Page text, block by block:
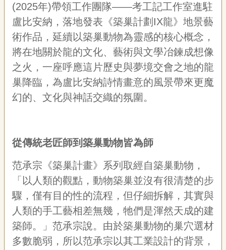
權
宣
告
資
訊
網
站
導
覽
我
們
資
安
全
政
策
資
訊
(2025年)帶領工作團隊——考工記工作室進駐
盧比安納，落地發表《築巢計劃IX龍》地景藝
術作品，延續以築巢動物為靈感的核心概念，
將在地關於龍的文化、藝術與文學冶鍊成想像
之火，一座呼應這片歷史與夢境交會之地的龍
巢降臨，為盧比安納詩情畫意的風景帶來更魔
幻的、文化與神話交織的氛圍。
從傳統老匠師到築巢動物皆為師
范承宗《築巢計畫》系列取經自築巢動物，
「以人類的觀點，動物築巢並沒有很清楚的步
驟，僅有目的性的流程，但仔細拆解，其實與
人類的手工藝相差無幾，牠們是渾然天成的建
築師。」范承宗說。由於築巢動物的巢穴選材
多數脆弱，所以范承宗以其工業設計的背景，